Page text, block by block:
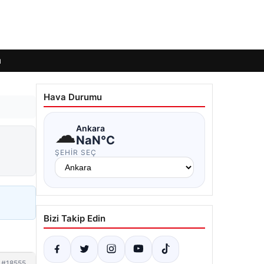
Hava Durumu
☁Ankara
NaN°C
ŞEHIR SEÇ
Bizi Takip Edin